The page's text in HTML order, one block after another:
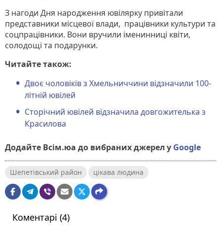
З нагоди Дня народження ювілярку привітали
представники місцевої влади, працівники культури та
соцпрацівники. Вони вручили іменинниці квіти,
солодощі та подарунки.
Читайте також:
Двоє чоловіків з Хмельниччини відзначили 100-
літній ювілей
Сторічний ювілей відзначила довгожителька з
Красилова
Додайте Всім.юа до вибраних джерел у Google
Шепетівський район цікава людина
Коментарі (4)